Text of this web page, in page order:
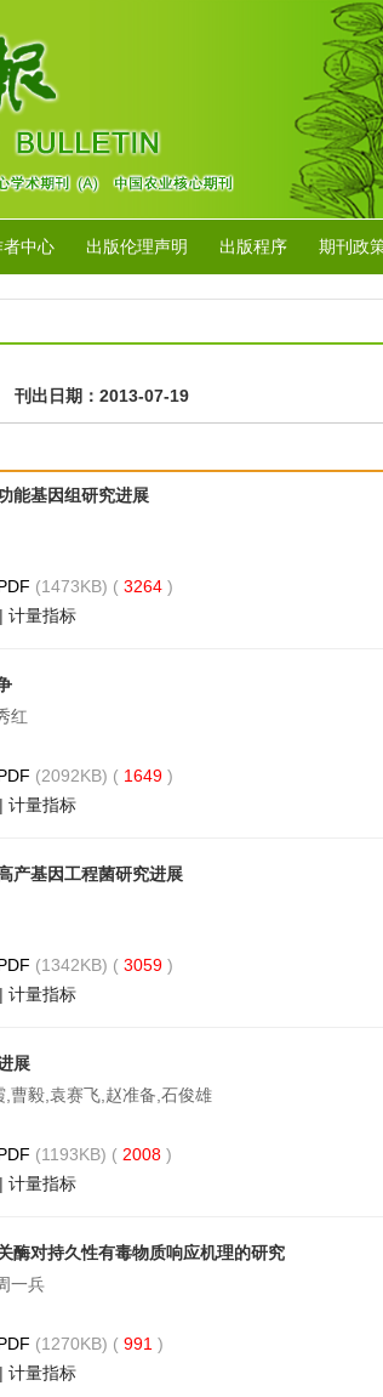
者中心 出版伦理声明 出版程序 期刊政
刊出日期：2013-07-19
能基因组研究进展
(1473KB) ( 3264 )
| 计量指标
红
(2092KB) ( 1649 )
| 计量指标
产基因工程菌研究进展
(1342KB) ( 3059 )
| 计量指标
展
曹毅,袁赛飞,赵准备,石俊雄
(1193KB) ( 2008 )
| 计量指标
酶对持久性有毒物质响应机理的研究
一兵
(1270KB) ( 991 )
| 计量指标